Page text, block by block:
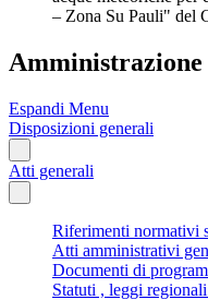
– Zona Su Pauli" del
Amministrazione
Espandi Menu
Disposizioni generali
Atti generali
Riferimenti normativi
Atti amministrativi
Documenti di
Statuti , leggi